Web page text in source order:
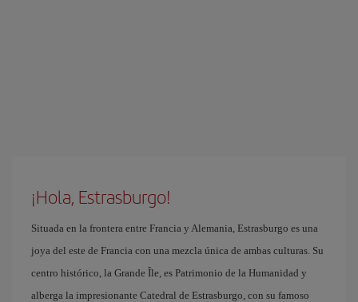
¡Hola, Estrasburgo!
Situada en la frontera entre Francia y Alemania, Estrasburgo es una
joya del este de Francia con una mezcla única de ambas culturas. Su
centro histórico, la Grande Île, es Patrimonio de la Humanidad y
alberga la impresionante Catedral de Estrasburgo, con su famoso